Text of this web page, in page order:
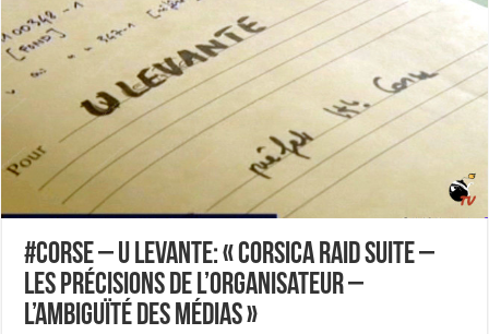
#Corse – U LEVANTE: « Corsica raid suite –
les précisions de l’organisateur –
l’ambiguïté des médias »